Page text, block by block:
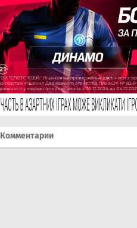
Комментарии